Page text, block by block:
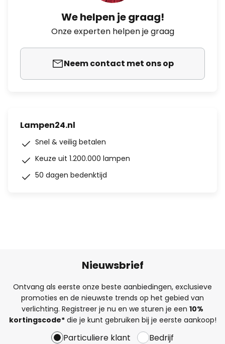
We helpen je graag!
Onze experten helpen je graag
Neem contact met ons op
Lampen24.nl
Snel & veilig betalen
Keuze uit 1.200.000 lampen
50 dagen bedenktijd
Nieuwsbrief
Ontvang als eerste onze beste aanbiedingen, exclusieve
promoties en de nieuwste trends op het gebied van
verlichting. Registreer je nu en we sturen je een 10%
kortingscode*die je kunt gebruiken bij je eerste aankoop!
Particuliere klant Bedrijf